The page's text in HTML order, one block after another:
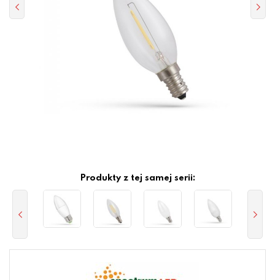
Produkty z tej samej serii: